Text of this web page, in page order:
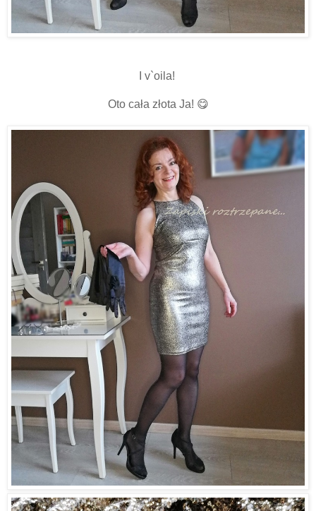
I v`oila!
Oto cała złota Ja! 😋